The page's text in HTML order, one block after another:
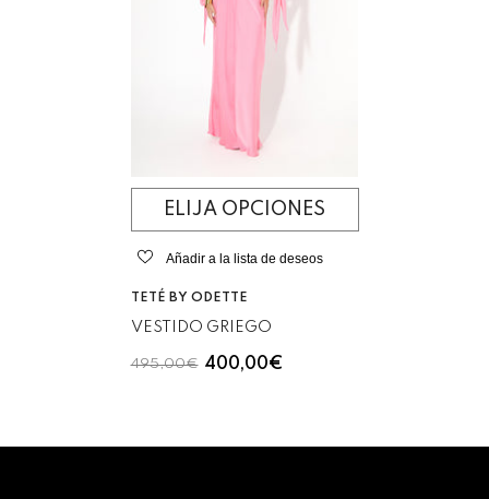
ELIJA OPCIONES
Añadir a la lista de deseos
VENDEDOR:
TETÉ BY ODETTE
VESTIDO GRIEGO
495,00€ 400,00€